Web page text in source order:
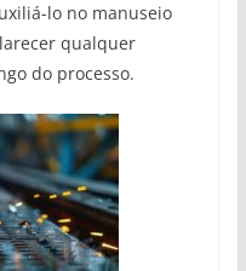
lo no manuseio
qualquer
do processo.